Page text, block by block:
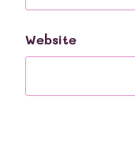
Website